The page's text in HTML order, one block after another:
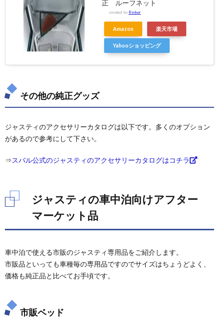
正 ルーフネット
created by Rinker
Amazon 楽天市場
Yahooショッピング
その他の純正グッズ
ジャスティのアクセサリーカタログは以下です。多くのオプション
があるので参考にして下さい。
⇒スバル公式のジャスティのアクセサリーカタログはコチラ
ジャスティの車中泊向けアフター
マーケット品
車中泊で使える市販のジャスティ専用品をご紹介します。
市販品といっても車種毎の専用品ですのでサイズはちょうどよく、
価格も純正品と比べてお手頃です。
市販ベッド